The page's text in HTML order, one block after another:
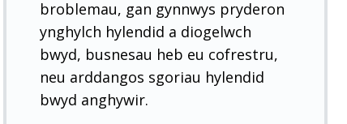
broblemau, gan gynnwys pryderon
ynghylch hylendid a diogelwch
bwyd, busnesau heb eu cofrestru,
neu arddangos sgoriau hylendid
bwyd anghywir.